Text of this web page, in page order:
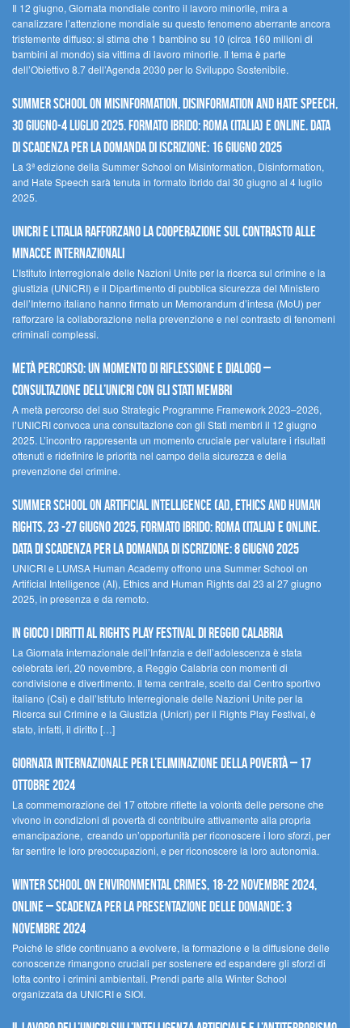
Il 12 giugno, Giornata mondiale contro il lavoro minorile, mira a
canalizzare l’attenzione mondiale su questo fenomeno aberrante ancora
tristemente diffuso: si stima che 1 bambino su 10 (circa 160 milioni di
bambini al mondo) sia vittima di lavoro minorile. Il tema è parte
dell’Obiettivo 8.7 dell’Agenda 2030 per lo Sviluppo Sostenibile.
Summer School on Misinformation, Disinformation and Hate Speech,
30 giugno-4 luglio 2025. Formato ibrido: Roma (Italia) e online. Data
di scadenza per la domanda di iscrizione: 16 giugno 2025
La 3ª edizione della Summer School on Misinformation, Disinformation,
and Hate Speech sarà tenuta in formato ibrido dal 30 giugno al 4 luglio
2025.
UNICRI e l’Italia rafforzano la cooperazione sul contrasto alle
minacce internazionali
L’Istituto interregionale delle Nazioni Unite per la ricerca sul crimine e la
giustizia (UNICRI) e il Dipartimento di pubblica sicurezza del Ministero
dell’Interno italiano hanno firmato un Memorandum d’intesa (MoU) per
rafforzare la collaborazione nella prevenzione e nel contrasto di fenomeni
criminali complessi.
Metà percorso: un momento di riflessione e dialogo –
Consultazione dell’UNICRI con gli Stati membri
A metà percorso del suo Strategic Programme Framework 2023–2026,
l’UNICRI convoca una consultazione con gli Stati membri il 12 giugno
2025. L’incontro rappresenta un momento cruciale per valutare i risultati
ottenuti e ridefinire le priorità nel campo della sicurezza e della
prevenzione del crimine.
Summer School on Artificial Intelligence (AI), Ethics and Human
Rights, 23 -27 giugno 2025, Formato Ibrido: Roma (Italia) e online.
Data di scadenza per la domanda di iscrizione: 8 giugno 2025
UNICRI e LUMSA Human Academy offrono una Summer School on
Artificial Intelligence (AI), Ethics and Human Rights dal 23 al 27 giugno
2025, in presenza e da remoto.
In gioco i diritti al Rights Play Festival di Reggio Calabria
La Giornata internazionale dell’Infanzia e dell’adolescenza è stata
celebrata ieri, 20 novembre, a Reggio Calabria con momenti di
condivisione e divertimento. Il tema centrale, scelto dal Centro sportivo
italiano (Csi) e dall’Istituto Interregionale delle Nazioni Unite per la
Ricerca sul Crimine e la Giustizia (Unicri) per il Rights Play Festival, è
stato, infatti, il diritto […]
Giornata internazionale per l’eliminazione della povertà – 17
ottobre 2024
La commemorazione del 17 ottobre riflette la volontà delle persone che
vivono in condizioni di povertà di contribuire attivamente alla propria
emancipazione, creando un’opportunità per riconoscere i loro sforzi, per
far sentire le loro preoccupazioni, e per riconoscere la loro autonomia.
Winter School on Environmental Crimes, 18-22 novembre 2024,
Online – Scadenza per la presentazione delle domande: 3
novembre 2024
Poiché le sfide continuano a evolvere, la formazione e la diffusione delle
conoscenze rimangono cruciali per sostenere ed espandere gli sforzi di
lotta contro i crimini ambientali. Prendi parte alla Winter School
organizzata da UNICRI e SIOI.